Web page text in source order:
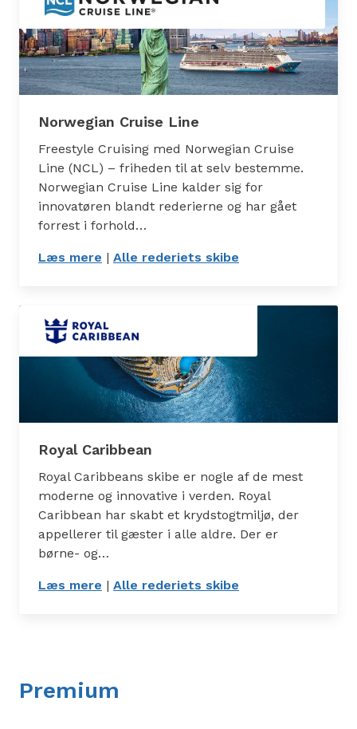
Norwegian Cruise Line
Freestyle Cruising med Norwegian Cruise
Line (NCL) – friheden til at selv bestemme.
Norwegian Cruise Line kalder sig for
innovatøren blandt rederierne og har gået
forrest i forhold…
Læs mere : Norwegian Cruise Line
| Alle rederiets skibe
Royal Caribbean
Royal Caribbeans skibe er nogle af de mest
moderne og innovative i verden. Royal
Caribbean har skabt et krydstogtmiljø, der
appellerer til gæster i alle aldre. Der er
børne- og…
Læs mere : Royal Caribbean
| Alle rederiets skibe
Premium